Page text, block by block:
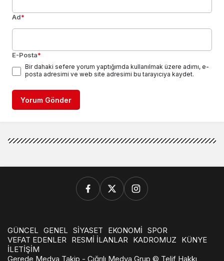
Ad*
E-Posta*
Bir dahaki sefere yorum yaptığımda kullanılmak üzere adımı, e-
posta adresimi ve web site adresimi bu tarayıcıya kaydet.
Yorum Gönder
GÜNCEL GENEL SİYASET EKONOMİ SPOR
VEFAT EDENLER RESMİ İLANLAR KADROMUZ
KÜNYE
İLETİŞİM
Gerede Medya Takip - Çığrılı Medya Grup © Telif Hakkı